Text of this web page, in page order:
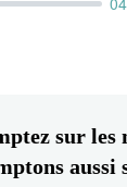
sur les
aussi